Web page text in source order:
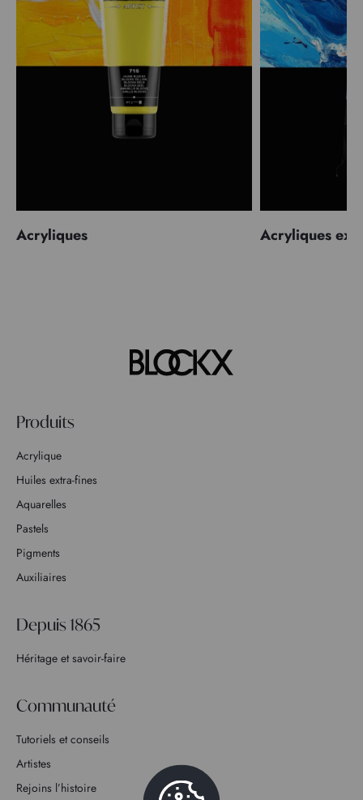
Acryliques Acryliques
Produits
Acrylique
Huiles extra-fines
Aquarelles
Pastels
Pigments
Auxiliaires
Depuis 1865
Héritage et savoir-faire
Communauté
Tutoriels et conseils
Artistes
Rejoins l’histoire